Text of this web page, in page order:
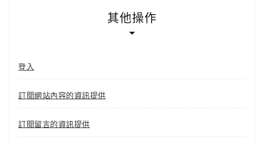
其他操作
登入
訂閱網站內容的資訊提供
訂閱留言的資訊提供